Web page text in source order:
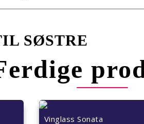
SØSTRE
Vinglass Sonata